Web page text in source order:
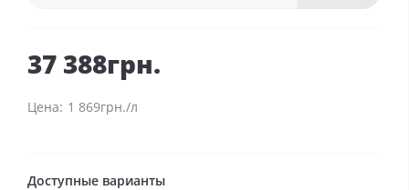
37 388грн.
1 869грн./л
Доступные варианты